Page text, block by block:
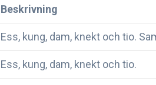
Beskrivning
Ess, kung, dam, knekt och tio.
Ess, kung, dam, knekt och tio.